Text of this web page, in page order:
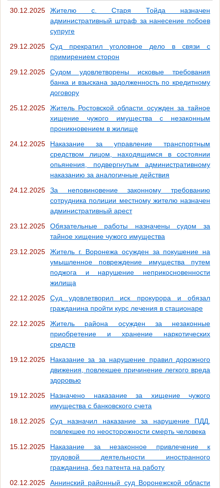
30.12.2025
Жителю с. Старя Тойда назначен
административный штраф за нанесение побоев
супруге
29.12.2025
Суд прекратил уголовное дело в связи с
примирением сторон
29.12.2025
Cудом удовлетворены исковые требования
банка и взыскана задолженность по кредитному
договору
25.12.2025
Житель Ростовской области осужден за тайное
хищение чужого имущества с незаконным
проникновением в жилище
24.12.2025
Наказание за управление транспортным
средством лицом, находящимся в состоянии
опьянения, подвергнутым административному
наказанию за аналогичные действия
24.12.2025
За неповиновение законному требованию
сотрудника полиции местному жителю назначен
административный арест
23.12.2025
Обязательные работы назначены судом за
тайное хищение чужого имущества
23.12.2025
Житель г. Воронежа осужден за покушение на
умышленное повреждение имущества путем
поджога и нарушение неприкосновенности
жилища
22.12.2025
Суд удовлетворил иск прокурора и обязал
гражданина пройти курс лечения в стационаре
22.12.2025
Житель района осужден за незаконные
приобретение и хранение наркотических
средств
19.12.2025
Наказание за за нарушение правил дорожного
движения, повлекшее причинение легкого вреда
здоровью
19.12.2025
Назначено наказание за хищение чужого
имущества с банковского счета
18.12.2025
Суд назначил наказание за нарушение ПДД,
повлекшее по неосторожности смерть человека
15.12.2025
Наказание за незаконное привлечение к
трудовой деятельности иностранного
гражданина, без патента на работу
02.12.2025
Аннинский районный суд Воронежской области